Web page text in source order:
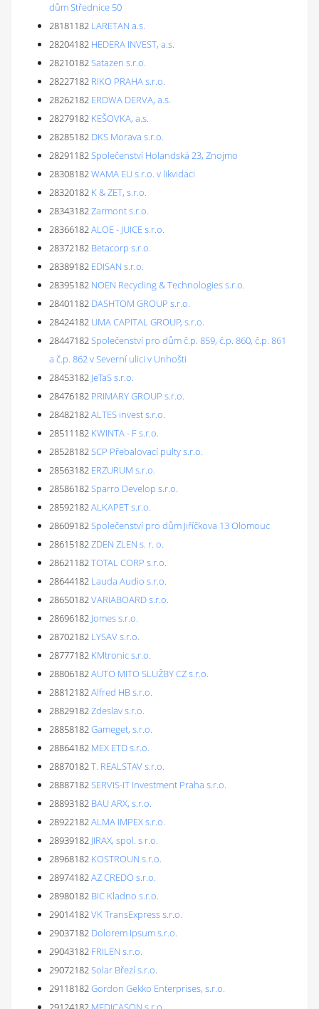
dům Střednice 50
28181182 LARETAN a.s.
28204182 HEDERA INVEST, a.s.
28210182Satazen s.r.o.
28227182 RIKO PRAHA s.r.o.
28262182 ERDWA DERVA, a.s.
28279182 KEŠOVKA, a.s.
28285182 DKS Morava s.r.o.
28291182Společenství Holandská 23, Znojmo
28308182WAMA EU s.r.o. v likvidaci
28320182 K & ZET, s.r.o.
28343182Zarmont s.r.o.
28366182ALOE - JUICE s.r.o.
28372182 Betacorp s.r.o.
28389182 EDISAN s.r.o.
28395182 NOEN Recycling & Technologies s.r.o.
28401182 DASHTOM GROUP s.r.o.
28424182 UMA CAPITAL GROUP, s.r.o.
28447182Společenství pro dům č.p. 859, č.p. 860, č.p. 861
a č.p. 862 v Severní ulici v Unhošti
28453182 JeTaS s.r.o.
28476182 PRIMARY GROUP s.r.o.
28482182ALTES invest s.r.o.
28511182 KWINTA - F s.r.o.
28528182SCP Přebalovací pulty s.r.o.
28563182 ERZURUM s.r.o.
28586182Sparro Develop s.r.o.
28592182ALKAPET s.r.o.
28609182Společenství pro dům Jiříčkova 13 Olomouc
28615182ZDEN ZLEN s. r. o.
28621182TOTAL CORP s.r.o.
28644182 Lauda Audio s.r.o.
28650182VARIABOARD s.r.o.
28696182 Jomes s.r.o.
28702182 LYSAV s.r.o.
28777182 KMtronic s.r.o.
28806182AUTO MITO SLUŽBY CZ s.r.o.
28812182Alfred HB s.r.o.
28829182Zdeslav s.r.o.
28858182Gameget, s.r.o.
28864182 MEX ETD s.r.o.
28870182T. REALSTAV s.r.o.
28887182SERVIS-IT Investment Praha s.r.o.
28893182 BAU ARX, s.r.o.
28922182ALMA IMPEX s.r.o.
28939182 JIRAX, spol. s r.o.
28968182 KOSTROUN s.r.o.
28974182AZ CREDO s.r.o.
28980182 BIC Kladno s.r.o.
29014182VK TransExpress s.r.o.
29037182 Dolorem Ipsum s.r.o.
29043182 FRILEN s.r.o.
29072182Solar Březí s.r.o.
29118182Gordon Gekko Enterprises, s.r.o.